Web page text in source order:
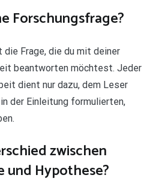
Forschungsfrage?
Frage, die du mit deiner
beantworten möchtest. Jeder
dient nur dazu, dem Leser
der Einleitung formulierten,
zwischen
und Hypothese?